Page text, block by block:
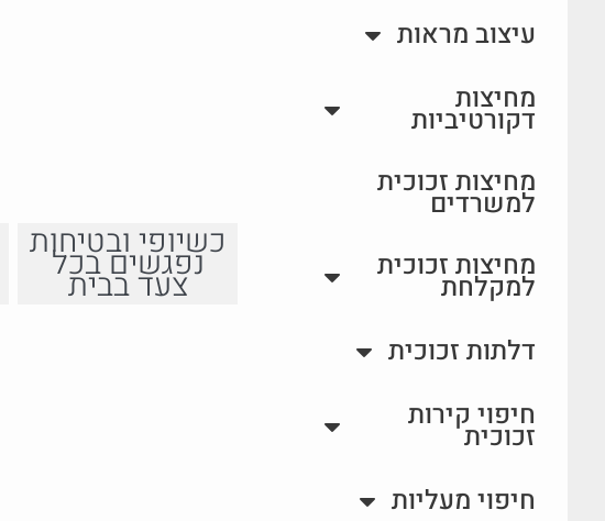
עיצוב מראות
מחיצות
דקורטיביות
מחיצות זכוכית
למשרדים
מחיצות זכוכית
למקלחת
דלתות זכוכית
חיפוי קירות
זכוכית
חיפוי מעליות
כשיופי ובטיחות
נפגשים בכל
צעד בבית